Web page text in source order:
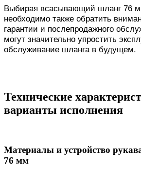
Выбирая всасывающий шланг 76
необходимо также обратить
гарантии и послепродажного
могут значительно упростить
обслуживание шланга в будущем.
Технические
варианты исполнения
Материалы и устройство
76 мм